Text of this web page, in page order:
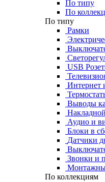
По типу
По
По типу
Рамки
USB
Интернет
Выводы
Аудио и
Блоки в
Датчики
Звонки и
По коллекциям